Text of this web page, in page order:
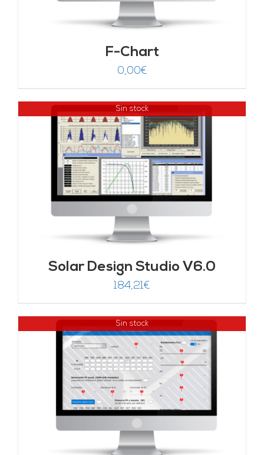
F-Chart
0,00€
Sin stock
Solar Design Studio V6.0
184,21€
Sin stock